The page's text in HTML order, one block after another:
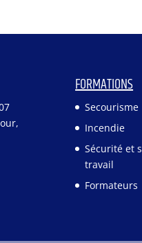
FORMATIONS
Secourisme
Incendie
Sécurité et
travail
Formateurs